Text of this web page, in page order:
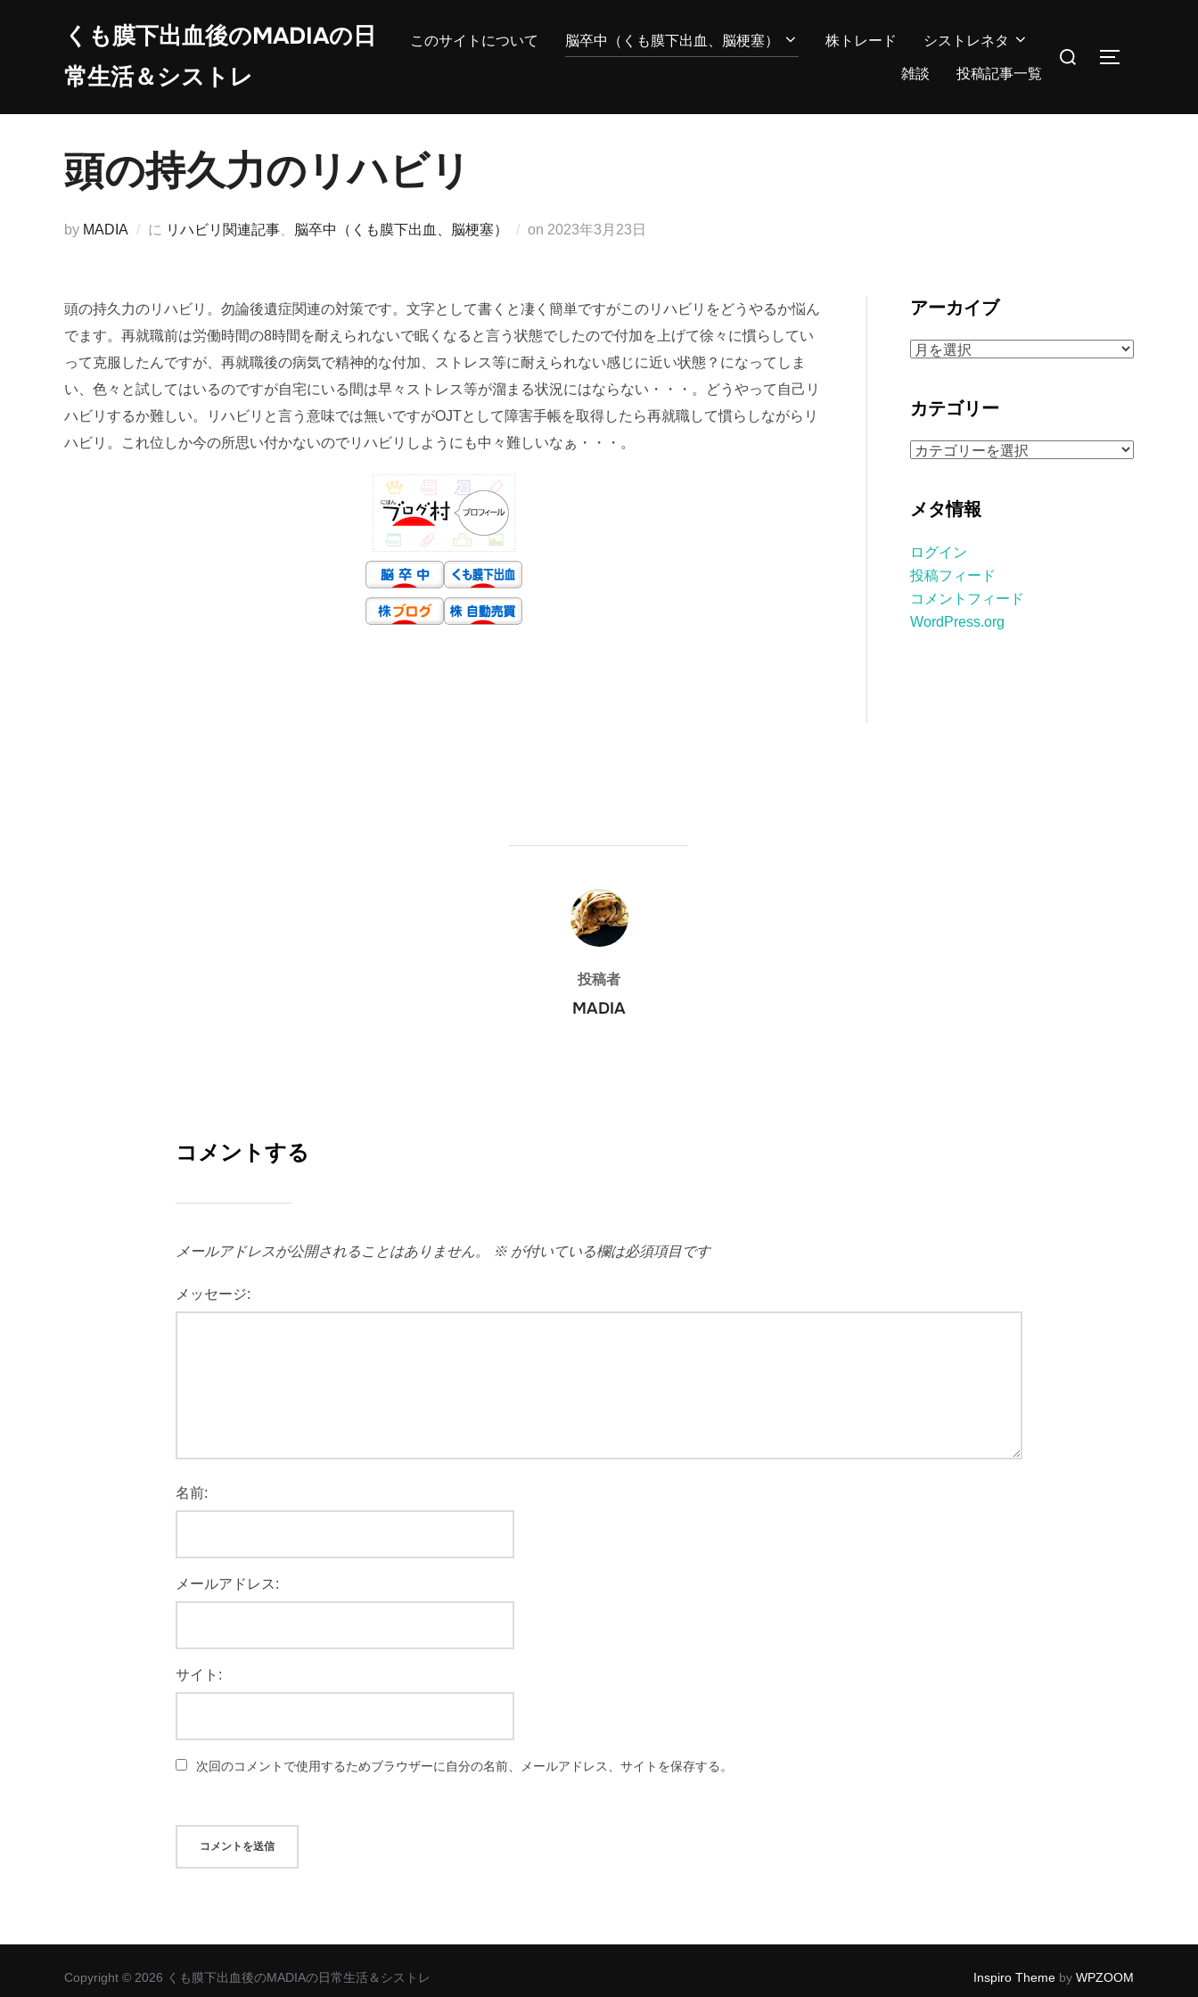
ツ
くも膜下出血後のMADIAの日
常生活＆シストレ
このサイトについて 脳卒中（くも膜下出血、脳梗塞） 株トレード
シストレネタ
雑談
投稿記事一覧
検
サイドバー
頭の持久力のリハビリ
by MADIA に リハビリ関連記事 脳卒中（くも膜下出血、脳梗塞） on 投
2023年3月23日
頭の持久力のリハビリ。勿論後遺症関連の対策です。文字として書くと凄く簡単ですがこのリハビリをどうやるか悩ん
でます。再就職前は労働時間の8時間を耐えられないで眠くなると言う状態でしたので付加を上げて徐々に慣らしてい
って克服したんですが、再就職後の病気で精神的な付加、ストレス等に耐えられない感じに近い状態？になってしま
い、色々と試してはいるのですが自宅にいる間は早々ストレス等が溜まる状況にはならない・・・。どうやって自己リ
ハビリするか難しい。リハビリと言う意味では無いですがOJTとして障害手帳を取得したら再就職して慣らしながらリ
ハビリ。これ位しか今の所思い付かないのでリハビリしようにも中々難しいなぁ・・・。
アーカイブ
ア
イ
ブ
カテゴリー
カ
リ
メタ情報
ログイン
投稿フィード
コメントフィード
WordPress.org
投稿者
投稿者
MADIA
コメントする
メールアドレスが公開されることはありません。 ※ が付いている欄は必須項目です
メッセージ:
名前:
メールアドレス:
サイト:
次回のコメントで使用するためブラウザーに自分の名前、メールアドレス、サイトを保存する。
Copyright © 2026 くも膜下出血後のMADIAの日常生活＆シストレ Inspiro Theme by WPZOOM